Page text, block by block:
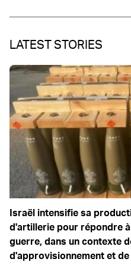
LATEST STORIES
Israël intensifie sa
d'artillerie pour répondre
guerre, dans un contexte
d'approvisionnement et